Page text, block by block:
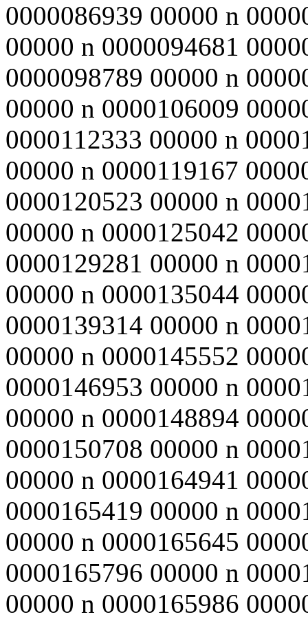
0000086939 00000 n
00000 n 0000094681
0000098789 00000 n
00000 n 0000106009
0000112333 00000 n
00000 n 0000119167
0000120523 00000 n
00000 n 0000125042
0000129281 00000 n
00000 n 0000135044
0000139314 00000 n
00000 n 0000145552
0000146953 00000 n
00000 n 0000148894
0000150708 00000 n
00000 n 0000164941
0000165419 00000 n
00000 n 0000165645
0000165796 00000 n
00000 n 0000165986